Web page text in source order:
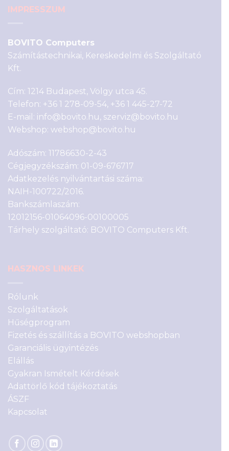
IMPRESSZUM
BOVITO Computers
Számítástechnikai, Kereskedelmi és Szolgáltató
Kft.
Cím: 1214 Budapest, Völgy utca 45.
Telefon: +36 1 278-09-54, +36 1 445-27-72
E-mail: info@bovito.hu, szerviz@bovito.hu
Webshop: webshop@bovito.hu
Adószám: 11786630-2-43
Cégjegyzékszám: 01-09-676717
Adatkezelés nyilvántartási száma:
NAIH-100722/2016.
Bankszámlaszám:
12012156-01064096-00100005
Tárhely szolgáltató: BOVITO Computers Kft.
HASZNOS LINKEK
Rólunk
Szolgáltatások
Hűségprogram
Fizetés és szállítás a BOVITO webshopban
Garanciális ügyintézés
Elállás
Gyakran Ismételt Kérdések
Adattörlő kód tájékoztatás
ÁSZF
Kapcsolat